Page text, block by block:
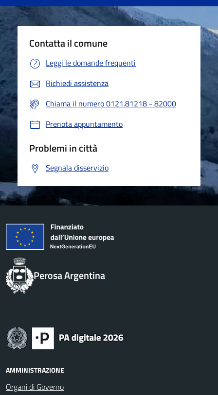
Contatta il comune
Leggi le domande frequenti
Richiedi assistenza
Chiama il numero 0121.81218 - 82000
Prenota appuntamento
Problemi in città
Segnala disservizio
Perosa Argentina
AMMINISTRAZIONE
Organi di Governo